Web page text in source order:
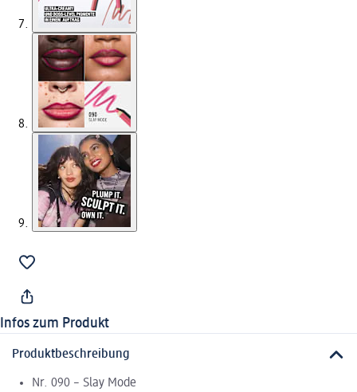
Infos zum Produkt
Produktbeschreibung
Nr. 090 – Slay Mode